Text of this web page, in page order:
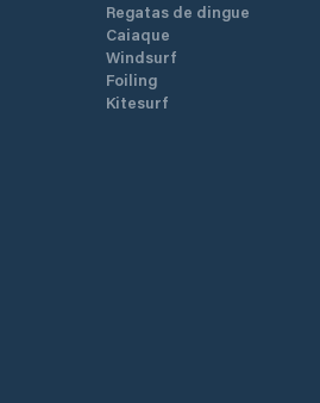
Regatas de dingue
Caiaque
Windsurf
Foiling
Kitesurf